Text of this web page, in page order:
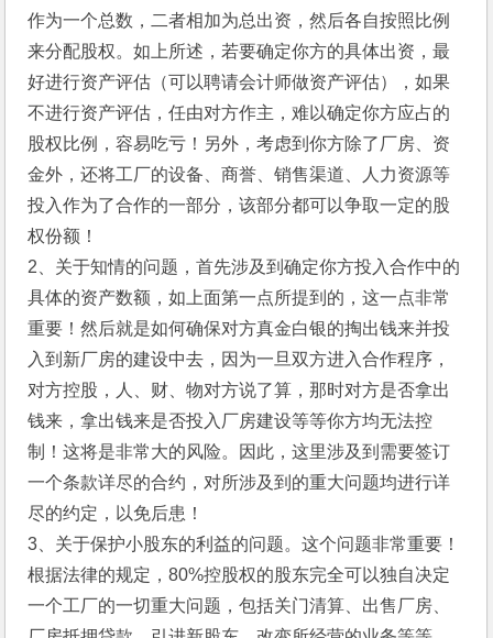
作为一个总数，二者相加为总出资，然后各自按照比例
来分配股权。如上所述，若要确定你方的具体出资，最
好进行资产评估（可以聘请会计师做资产评估），如果
不进行资产评估，任由对方作主，难以确定你方应占的
股权比例，容易吃亏！另外，考虑到你方除了厂房、资
金外，还将工厂的设备、商誉、销售渠道、人力资源等
投入作为了合作的一部分，该部分都可以争取一定的股
权份额！
2、关于知情的问题，首先涉及到确定你方投入合作中的
具体的资产数额，如上面第一点所提到的，这一点非常
重要！然后就是如何确保对方真金白银的掏出钱来并投
入到新厂房的建设中去，因为一旦双方进入合作程序，
对方控股，人、财、物对方说了算，那时对方是否拿出
钱来，拿出钱来是否投入厂房建设等等你方均无法控
制！这将是非常大的风险。因此，这里涉及到需要签订
一个条款详尽的合约，对所涉及到的重大问题均进行详
尽的约定，以免后患！
3、关于保护小股东的利益的问题。这个问题非常重要！
根据法律的规定，80%控股权的股东完全可以独自决定
一个工厂的一切重大问题，包括关门清算、出售厂房、